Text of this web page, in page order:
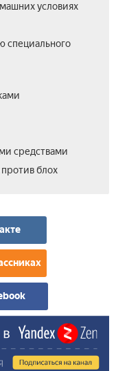
условиях
специального
средствами
блох